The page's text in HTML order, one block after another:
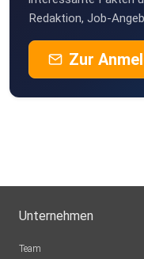
Redaktion, Job-
Zur
Unternehmen
Team